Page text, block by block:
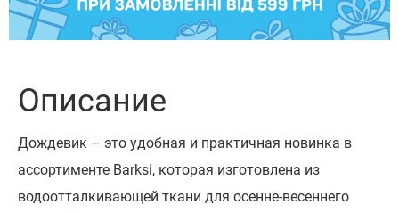
Описание
Дождевик – это удобная и практичная новинка в
ассортименте Barksi, которая изготовлена ​​из
водоотталкивающей ткани для осенне-весеннего